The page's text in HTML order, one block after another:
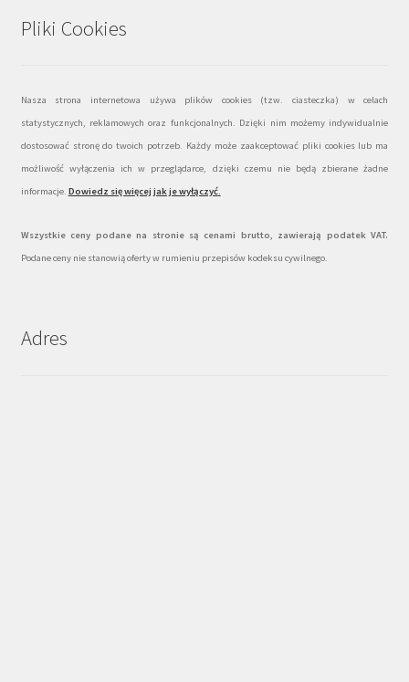
Pliki Cookies
Nasza strona internetowa używa plików cookies (tzw. ciasteczka) w celach
statystycznych, reklamowych oraz funkcjonalnych. Dzięki nim możemy indywidualnie
dostosować stronę do twoich potrzeb. Każdy może zaakceptować pliki cookies lub ma
możliwość wyłączenia ich w przeglądarce, dzięki czemu nie będą zbierane żadne
informacje. Dowiedz się więcej jak je wyłączyć.
Wszystkie ceny podane na stronie są cenami brutto, zawierają podatek VAT.
Podane ceny nie stanowią oferty w rumieniu przepisów kodeksu cywilnego.
Adres